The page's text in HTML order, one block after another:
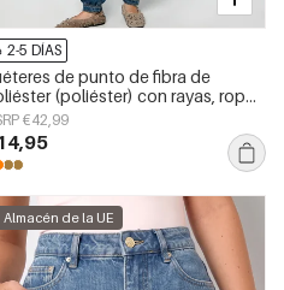
2-5 DÍAS
de punto de fibra de
(poliéster) con rayas, ropa
de otoño/invierno
€42,99
Almacén de la UE